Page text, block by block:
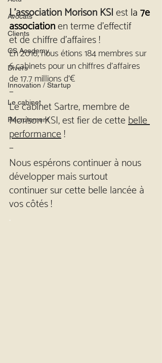
Avocats
Clients
CS Academy
Divers
Innovation / Startup
Le cabinet
Recrutement
L’association Morison KSI est la 7e
association en terme d’effectif
et de chiffre d’affaires !
En 2016, nous étions 184 membres sur
6 cabinets pour un chiffres d’affaires
de 17.7 millions d’€
–
Le cabinet Sartre, membre de
Morison KSI, est fier de cette belle
performance !
–
Nous espérons continuer à nous
développer mais surtout
continuer sur cette belle lancée à
vos côtés !
.